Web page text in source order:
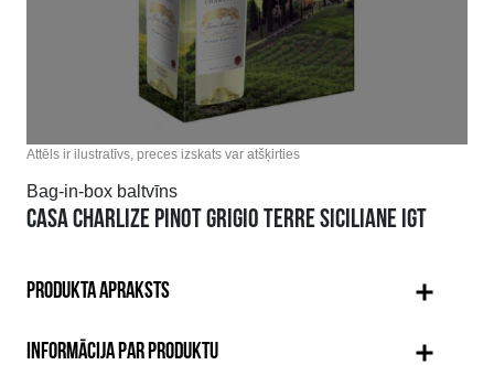
Attēls ir ilustratīvs, preces izskats var atšķirties
Bag-in-box baltvīns
CASA CHARLIZE PINOT GRIGIO TERRE SICILIANE IGT
PRODUKTA APRAKSTS
INFORMĀCIJA PAR PRODUKTU